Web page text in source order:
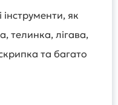
як
телинка, лігава,
та багато